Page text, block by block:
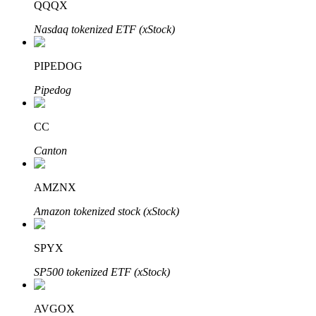
BTR-låsningar
Exklusiva investeringar för BTR-innehavare
Lån
QQQX
Nasdaq tokenized ETF (xStock)
PIPEDOG
Pipedog
CC
Canton
AMZNX
Amazon tokenized stock (xStock)
SPYX
SP500 tokenized ETF (xStock)
AVGOX